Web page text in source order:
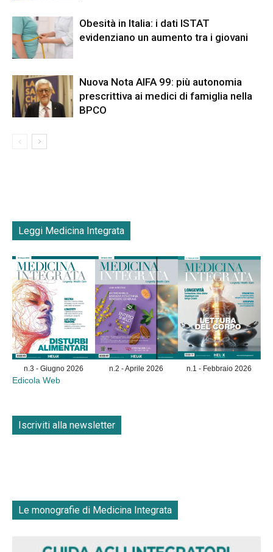
Obesità in Italia: i dati ISTAT
evidenziano un aumento tra i giovani
Nuova Nota AIFA 99: più autonomia
prescrittiva ai medici di famiglia nella
BPCO
Leggi Medicina Integrata
n.3 - Giugno 2026 n.2 - Aprile 2026 n.1 - Febbraio 2026
Edicola Web
Iscriviti alla newsletter
Le monografie di Medicina Integrata